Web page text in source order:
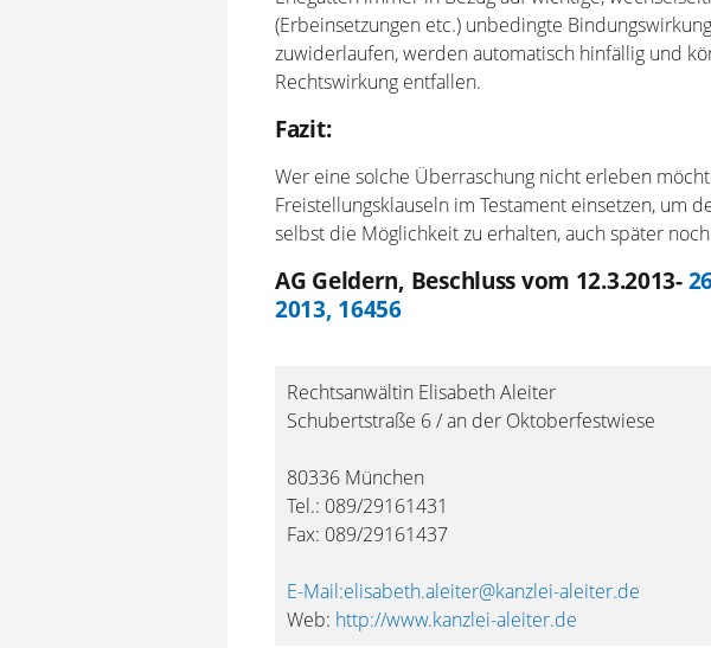
(Erbeinsetzungen etc.) unbedingte
zuwiderlaufen, werden automatisch hinfällig und
Rechtswirkung entfallen.
Fazit:
Wer eine solche Überraschung nicht erleben
Freistellungsklauseln im Testament einsetzen, um
selbst die Möglichkeit zu erhalten, auch später
AG Geldern, Beschluss vom 12.3.2013-
2013, 16456
Rechtsanwältin Elisabeth Aleiter
Schubertstraße 6 / an der Oktoberfestwiese
80336 München
Tel.: 089/29161431
Fax: 089/29161437
E-Mail:elisabeth.aleiter@kanzlei-aleiter.de
Web: http://www.kanzlei-aleiter.de